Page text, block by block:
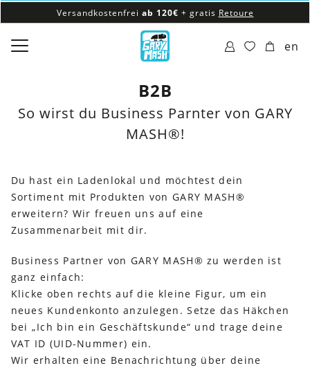
Versandkostenfrei ab 120€ + gratis Retoure
100% veganes & fair produziertes Sortiment
Versandkostenfreiab 120€
en
B2B
So wirst du Business Parnter von GARY
MASH®!
Du hast ein Ladenlokal und möchtest dein
Sortiment mit Produkten von GARY MASH®
erweitern? Wir freuen uns auf eine
Zusammenarbeit mit dir.
Business Partner von GARY MASH® zu werden ist
ganz einfach:
Klicke oben rechts auf die kleine Figur, um ein
neues Kundenkonto anzulegen. Setze das Häkchen
bei „Ich bin ein Geschäftskunde“ und trage deine
VAT ID (UID-Nummer) ein.
Wir erhalten eine Benachrichtung über deine